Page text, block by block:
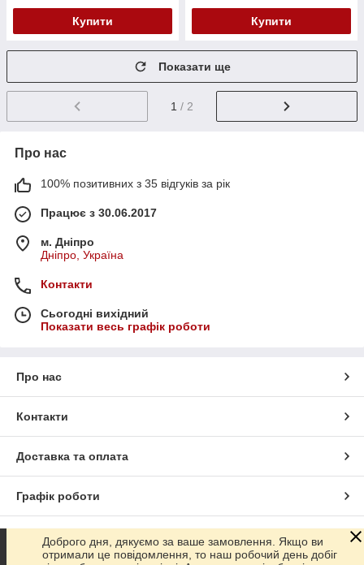
Купити Купити
Показати ще
1 / 2
Про нас
100% позитивних з 35 відгуків за рік
Працює з 30.06.2017
м. Дніпро
Дніпро, Україна
Контакти
Сьогодні вихідний
Показати весь графік роботи
Про нас
Контакти
Доставка та оплата
Графік роботи
Повна версія сайту
Доброго дня, дякуємо за ваше замовлення. Якщо ви
отримали це повідомлення, то наш робочий день добіг